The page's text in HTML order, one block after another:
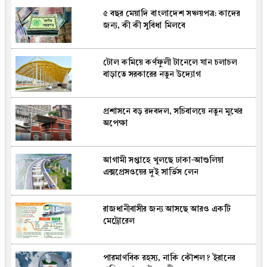
হাসিনার বক্তব্যে নতুন করে উত্তপ্ত ঢাকা-দিল্লি
সম্পর্ক : দ্য গার্ডিয়ানের বিশ্লেষণ
কঠিন সংকটে দেশের প্রথম বাণিজ্যিক কুমির
খামার, থমকে গেছে চামড়া রপ্তানি
আগস্টের প্রথম ৫ দিনে এল ৬০২ মিলিয়ন
ডলার রেমিট্যান্স
জুলাই ৩৬ স্মৃতি জাদুঘর: উন্মুক্তের পরদিনই
বৃষ্টিকে উপেক্ষা করে দর্শনার্থীদের ঢল
মির্জা ফখরুলই কি বঙ্গভবনের নতুন বাসিন্দা
হচ্ছেন?
নারী আসনের এমপিকে আসিফ মাহমুদের
৫ বছর মেয়াদি বাংলাদেশ সঞ্চয়পত্র: কাদের
জন্য, কী কী সুবিধা মিলবে
টোল কমিয়ে কর্ণফুলী টানেলে যান চলাচল
বাড়াতে সরকারের নতুন উদ্যোগ
প্রশাসনে বড় রদবদল, সচিবালয়ে নতুন মুখের
অপেক্ষা
আগামী সপ্তাহে খুলছে ঢাকা-আশুলিয়া
এক্সপ্রেসওয়ের দুই সার্ভিস লেন
রাজধানীবাসীর জন্য আসছে আরও একটি
মেট্রোরেল
পারমাণবিক রহস্য, নাকি কৌশল? ইরানের